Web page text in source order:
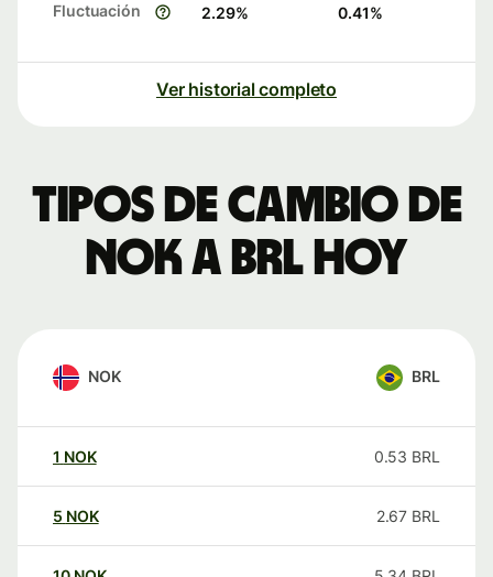
Fluctuación 2.29% 0.41%
Ver historial completo
Tipos de cambio de
NOK a BRL hoy
NOK BRL
1 NOK 0.53 BRL
5 NOK 2.67 BRL